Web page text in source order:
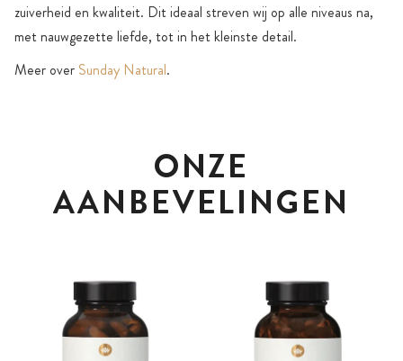
zuiverheid en kwaliteit. Dit ideaal streven wij op alle niveaus na,
met nauwgezette liefde, tot in het kleinste detail.
Meer over Sunday Natural.
ONZE
AANBEVELINGEN